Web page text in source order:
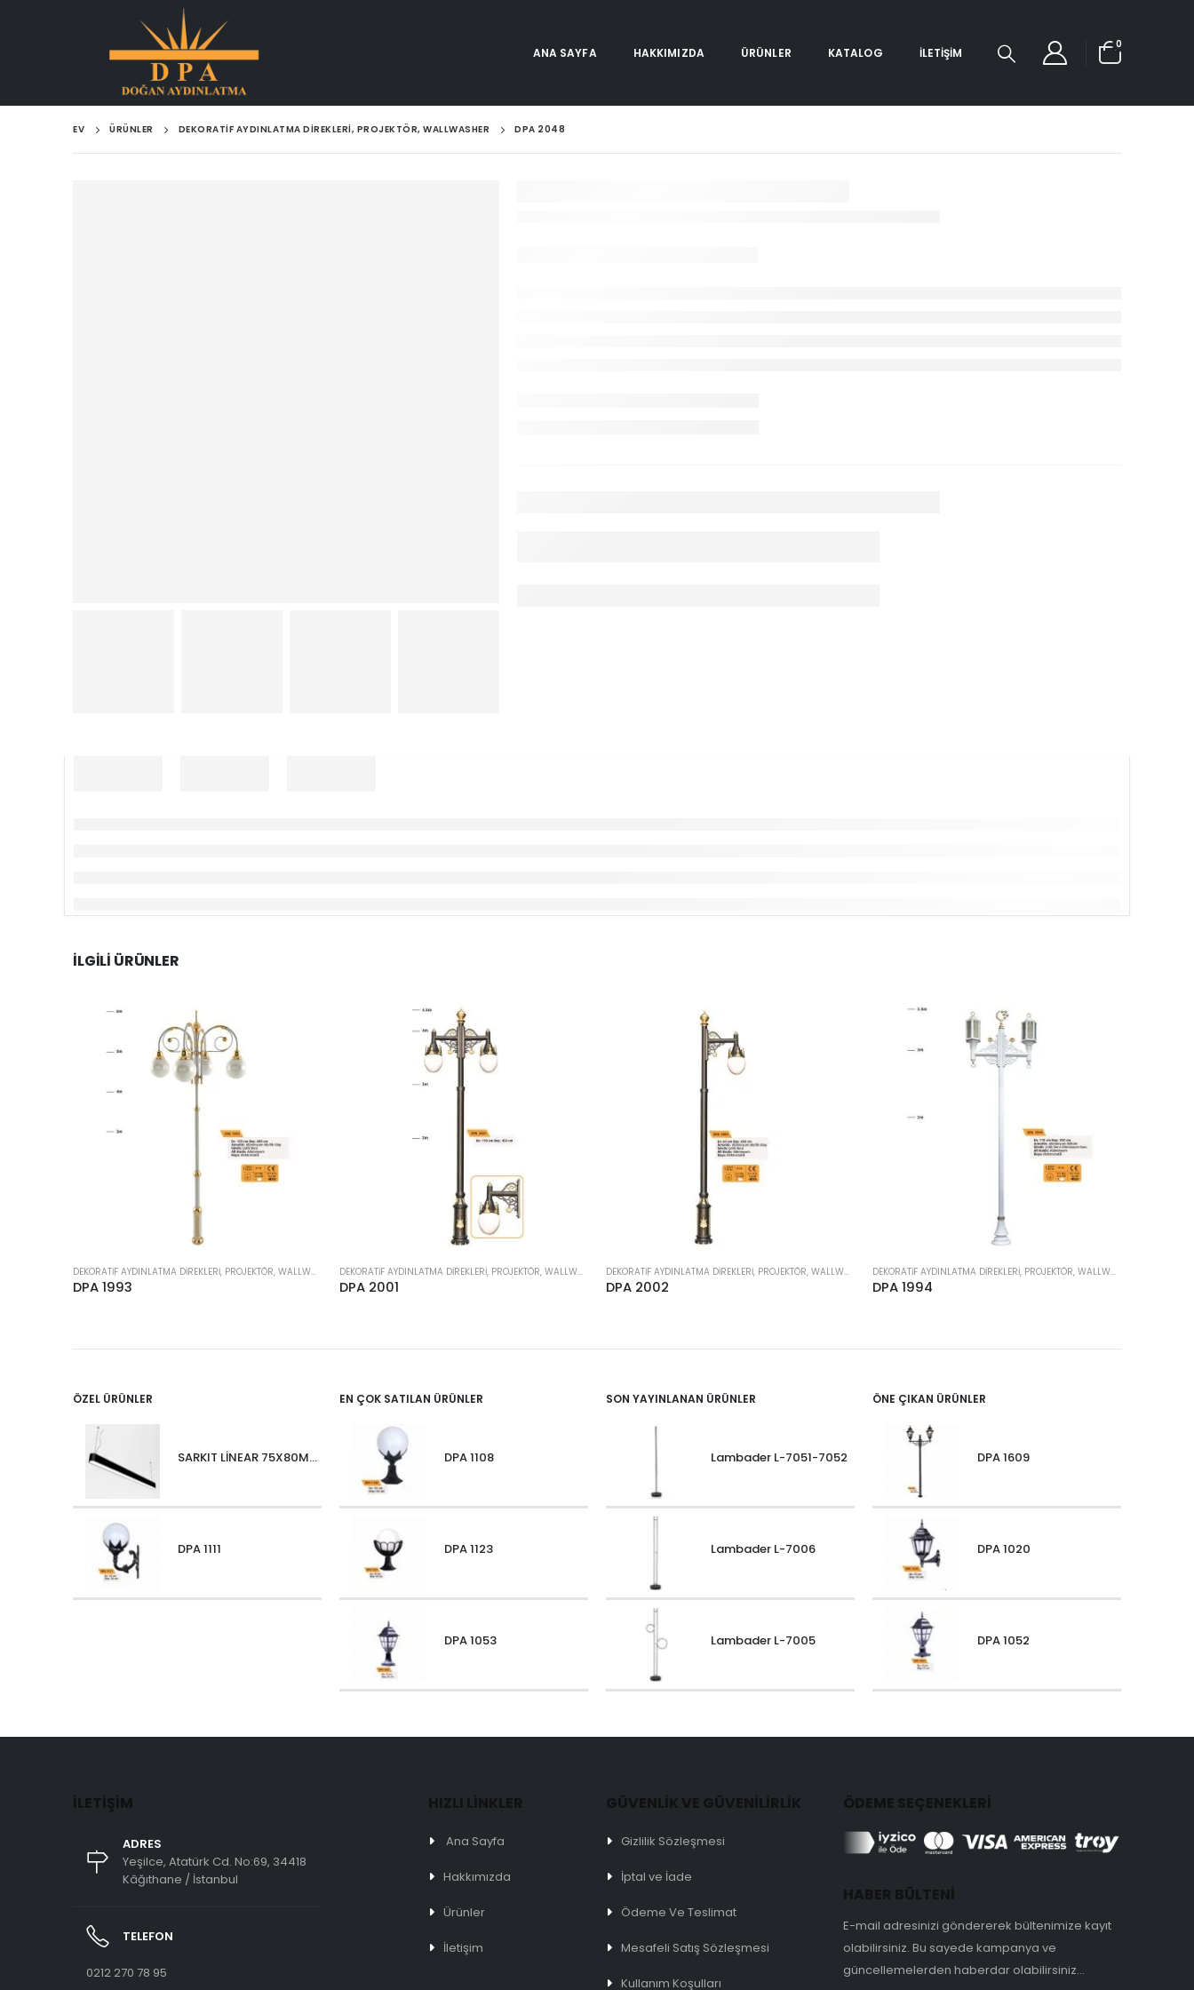
ANA SAYFA HAKKIMIZDA ÜRÜNLER KATALOG İLETIŞIM
0
EV ÜRÜNLER DEKORATIF AYDINLATMA DIREKLERI, PROJEKTÖR, WALLWASHER DPA 2048
İLGILI ÜRÜNLER
DEKORATIF AYDINLATMA DIREKLERI, PROJEKTÖR, WALLWASHER
DPA 1993
DEKORATIF AYDINLATMA DIREKLERI, PROJEKTÖR, WALLWASHER
DPA 2001
DEKORATIF AYDINLATMA DIREKLERI, PROJEKTÖR, WALLWASHER
DPA 2002
DEKORATIF AYDINLATMA DIREKLERI, PROJEKTÖR, WALLWASHER
DPA 1994
ÖZEL ÜRÜNLER
SARKIT LİNEAR 75X80MM OVALIUM 30W 4000 LM MT
DPA 1111
EN ÇOK SATILAN ÜRÜNLER
DPA 1108
DPA 1123
DPA 1053
SON YAYINLANAN ÜRÜNLER
Lambader L-7051-7052
Lambader L-7006
Lambader L-7005
ÖNE ÇIKAN ÜRÜNLER
DPA 1609
DPA 1020
DPA 1052
İLETIŞIM
ADRES
Yeşilce, Atatürk Cd. No:69, 34418
Kâğıthane / İstanbul
TELEFON
0212 270 78 95
HIZLI LİNKLER
Ana Sayfa
Hakkımızda
Ürünler
İletişim
GÜVENLİK VE GÜVENİLİRLİK
Gizlilik Sözleşmesi
İptal ve İade
Ödeme Ve Teslimat
Mesafeli Satış Sözleşmesi
Kullanım Koşulları
ÖDEME SEÇENEKLERİ
HABER BÜLTENİ
E-mail adresinizi göndererek bültenimize kayıt
olabilirsiniz. Bu sayede kampanya ve
güncellemelerden haberdar olabilirsiniz...